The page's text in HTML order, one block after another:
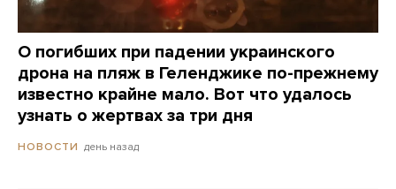
О погибших при падении украинского
дрона на пляж в Геленджике по-прежнему
известно крайне мало. Вот что удалось
узнать о жертвах за три дня
НОВОСТИ день назад